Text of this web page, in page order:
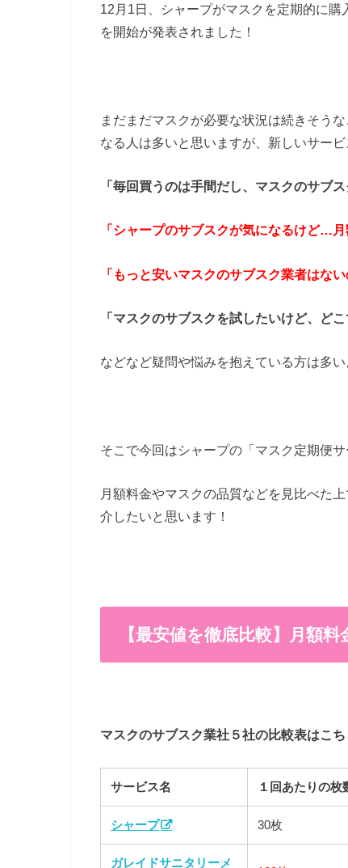
12月1日、シャープがマスクを定期的に
を開始が発表されました！
まだまだマスクが必要な状況は続きそう
なる人は多いと思いますが、新しいサービ
「毎回買うのは手間だし、マスクのサブ
「シャープのサブスクが気になるけど…
「もっと安いマスクのサブスク業者はない
「マスクのサブスクを試したいけど、ど
などなど疑問や悩みを抱えている方は多い
そこで今回はシャープの「マスク定期便
月額料金やマスクの品質などを見比べた
介したいと思います！
【最安値を徹底比較】月額
マスクのサブスク業社５社の比較表はこち
サービス名 １回あたりの枚
シャープ 30枚
ガレイドサニタリーメ